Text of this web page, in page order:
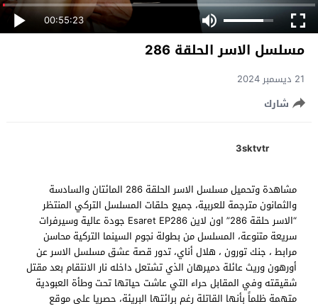
00:55:23
مسلسل الاسر الحلقة 286
21 ديسمبر 2024
شارك
3sktvtr
مشاهدة وتحميل مسلسل الاسر الحلقة 286 المائتان والسادسة
والثمانون مترجمة للعربية، جميع حلقات المسلسل التركي المنتظر
“الاسر حلقة 286” اون لاين Esaret EP286 جودة عالية وسيرفرات
سريعة متنوعة، المسلسل من بطولة نجوم السينما التركية محاسن
مرابط ، جنك تورون ، هلال أناي، تدور قصة عشق مسلسل الاسر عن
أورهون وريث عائلة دميرهان الذي تشتعل داخله نار الانتقام بعد مقتل
شقيقته وفي المقابل حراء التي عاشت حياتها تحت وطأة العبودية
متهمة ظلماً بأنها القاتلة رغم برائتها البريئة، حصريا على موقع